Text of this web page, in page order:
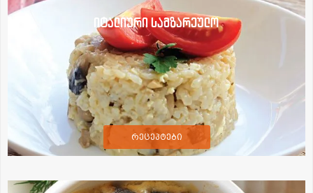
იტალიური სამზარეულო
რეცეპტები